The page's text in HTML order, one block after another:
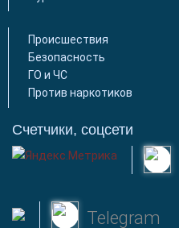
Происшествия
Безопасность
ГО и ЧС
Против наркотиков
Счетчики, соцсети
Telegram